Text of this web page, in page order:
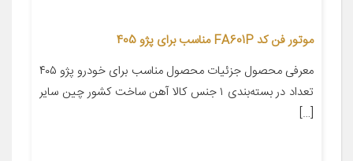
موتور فن کد FA601P مناسب برای پژو 405
معرفی محصول جزئیات محصول مناسب برای خودرو پژو ۴۰۵
تعداد در بسته‌بندی ۱ جنس کالا آهن ساخت کشور چین سایر
[…]